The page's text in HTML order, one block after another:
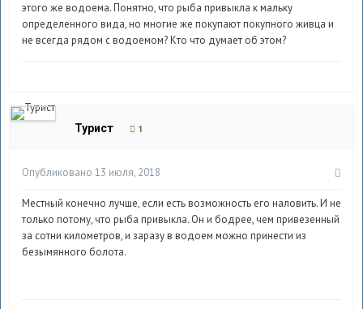
этого же водоема. Понятно, что рыба привыкла к мальку
определенного вида, но многие же покупают покупного живца и
не всегда рядом с водоемом? Кто что думает об этом?
Турист 1
Опубликовано 13 июля, 2018
Местный конечно лучше, если есть возможность его наловить. И не
только потому, что рыба привыкла. Он и бодрее, чем привезенный
за сотни километров, и заразу в водоем можно принести из
безымянного болота.